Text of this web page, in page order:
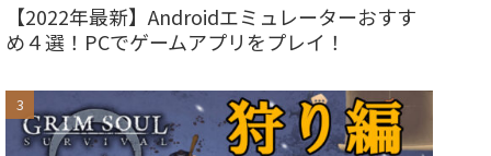
【2022年最新】Androidエミュレーターおすす
め４選！PCでゲームアプリをプレイ！